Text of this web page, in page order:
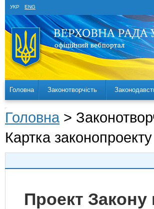
УКР ENG
Головна Законотворчість
Головна >
Картка
Проект Закону